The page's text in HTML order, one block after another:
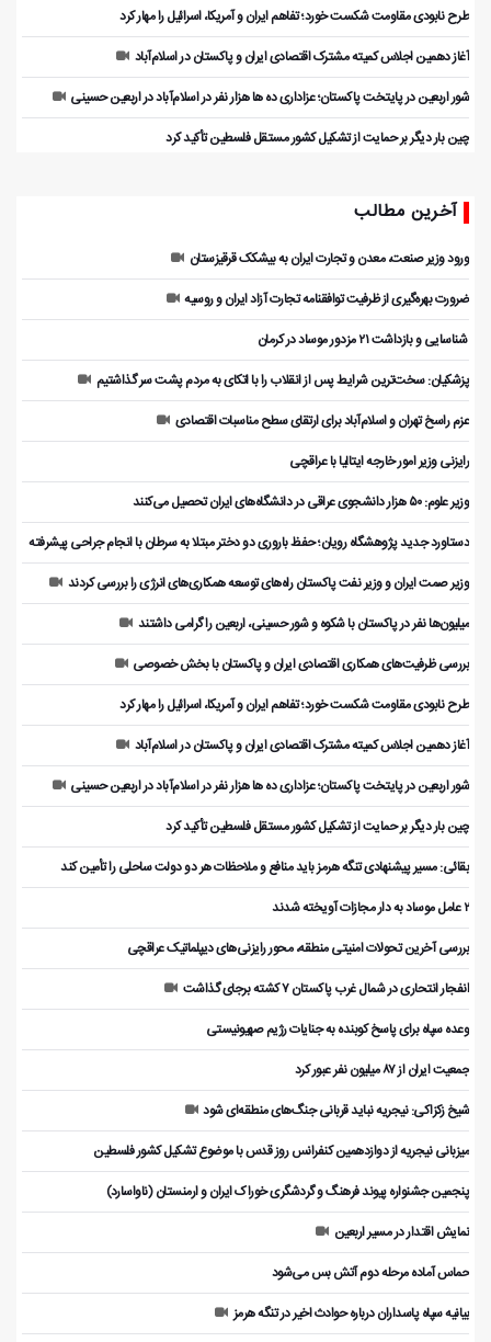
طرح نابودی مقاومت شکست خورد؛ تفاهم ایران و آمریکا، اسرائیل را مهار کرد
آغاز دهمین اجلاس کمیته مشترک اقتصادی ایران و پاکستان در اسلام‌آباد
شور اربعین در پایتخت پاکستان؛ عزاداری ده ها هزار نفر در اسلام‌آباد در اربعین حسینی
چین بار دیگر بر حمایت از تشکیل کشور مستقل فلسطین تأکید کرد
آخرین مطالب
ورود وزیر صنعت، معدن و تجارت ایران به بیشکک قرقیزستان
ضرورت بهره‌گیری از ظرفیت توافقنامه تجارت آزاد ایران و روسیه
️ شناسایی و بازداشت ۲۱ مزدور موساد در کرمان
پزشکیان: سخت‌ترین شرایط پس از انقلاب را با اتکای به مردم پشت سر گذاشتیم
عزم راسخ تهران و اسلام‌آباد برای ارتقای سطح مناسبات اقتصادی
رایزنی وزیر امور خارجه ایتالیا با عراقچی
وزیر علوم: ۵۰ هزار دانشجوی عراقی در دانشگاه‌های ایران تحصیل می‌کنند
دستاورد جدید پژوهشگاه رویان؛ حفظ باروری دو دختر مبتلا به سرطان با انجام جراحی پیشرفته
وزیر صمت ایران و وزیر نفت پاکستان راه‌های توسعه همکاری‌های انرژی را بررسی کردند
میلیون‌ها نفر در پاکستان با شکوه و شور حسینی، اربعین را گرامی داشتند
بررسی ظرفیت‌های همکاری اقتصادی ایران و پاکستان با بخش خصوصی
طرح نابودی مقاومت شکست خورد؛ تفاهم ایران و آمریکا، اسرائیل را مهار کرد
آغاز دهمین اجلاس کمیته مشترک اقتصادی ایران و پاکستان در اسلام‌آباد
شور اربعین در پایتخت پاکستان؛ عزاداری ده ها هزار نفر در اسلام‌آباد در اربعین حسینی
چین بار دیگر بر حمایت از تشکیل کشور مستقل فلسطین تأکید کرد
بقائی: مسیر پیشنهادی تنگه هرمز باید منافع و ملاحظات هر دو دولت ساحلی را تأمین کند
۲ عامل موساد به دار مجازات آویخته شدند
بررسی آخرین تحولات امنیتی منطقه، محور رایزنی‌های دیپلماتیک عراقچی
انفجار انتحاری در شمال غرب پاکستان ۷ کشته برجای گذاشت
وعده سپاه برای پاسخ کوبنده به جنایات رژیم صهیونیستی
جمعیت ایران از ۸۷ میلیون نفر عبور کرد
شیخ زکزاکی: نیجریه نباید قربانی جنگ‌های منطقه‌ای شود
میزبانی نیجریه از دوازدهمین کنفرانس روز قدس با موضوع تشکیل کشور فلسطین
پنجمین جشنواره پیوند فرهنگ و گردشگر‌ی خوراک ایران و ارمنستان (ناواسارد)
نمایش اقتدار در مسیر اربعین
حماس آماده مرحله دوم آتش بس می‌شود
بیانیه سپاه پاسداران درباره حوادث اخیر در تنگه هرمز